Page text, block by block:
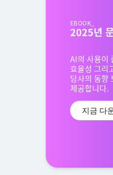
EBOOK_
2025년
AI의 사용이
효율성 그리
당사의 동향
제공합니다.
지금 다